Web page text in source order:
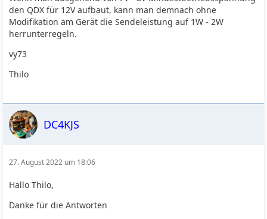
den QDX für 12V aufbaut, kann man demnach ohne
Modifikation am Gerät die Sendeleistung auf 1W - 2W
herrunterregeln.
vy73
Thilo
DC4KJS
27. August 2022 um 18:06
Hallo Thilo,
Danke für die Antworten